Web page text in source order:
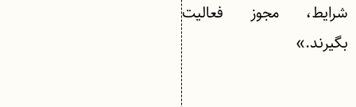
شرایط، مجوز فعالیت
بگیرند.»